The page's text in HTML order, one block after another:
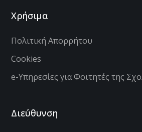
Χρήσιμα
Πολιτική Απορρήτου
Cookies
e-Υπηρεσίες για Φοιτητές της
Διεύθυνση